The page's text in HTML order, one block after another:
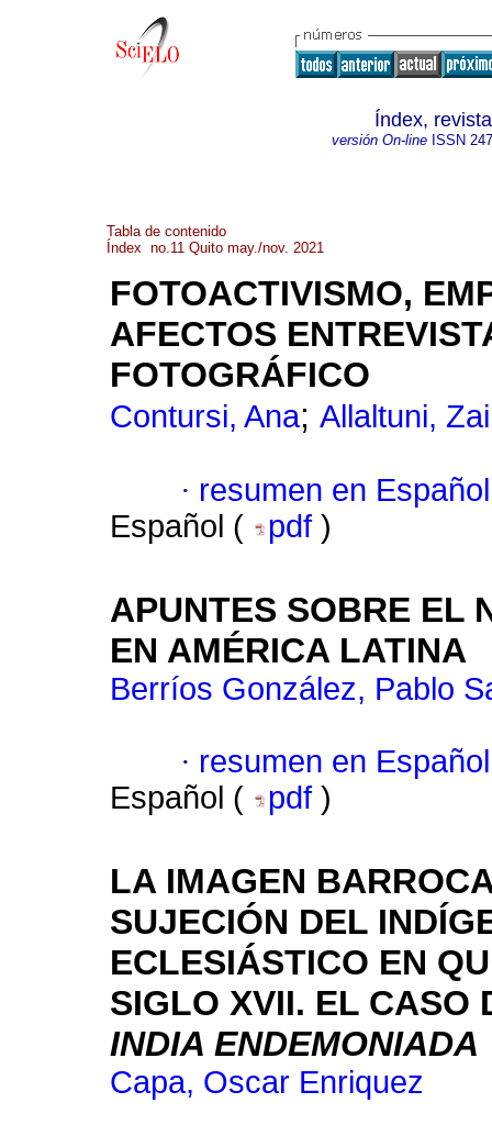
Índex,
versión On-lineISSN
Tabla de contenido
Índex no.11 Quito may./nov. 2021
FOTOACTIVISMO,
AFECTOS
FOTOGRÁFICO
Contursi, Ana; Allaltuni,
· resumen en Español
Español (
pdf )
APUNTES SOBRE EL
EN AMÉRICA LATINA
Berríos González, Pablo
· resumen en Español
Español (
pdf )
LA IMAGEN
SUJECIÓN DEL
ECLESIÁSTICO EN
SIGLO XVII. EL CASO
INDIA ENDEMONIADA
Capa, Oscar Enriquez